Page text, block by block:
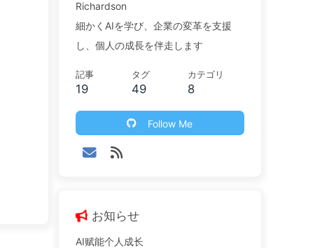
Richardson
細かくAIを学び、企業の変革を支援
し、個人の成長を伴走します
記事
19
タグ
49
カテゴリ
8
Follow Me
お知らせ
AI赋能个人成长